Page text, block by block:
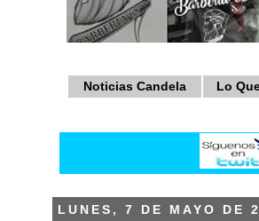
Noticias Candela Lo
LUNES, 7 DE MAYO DE